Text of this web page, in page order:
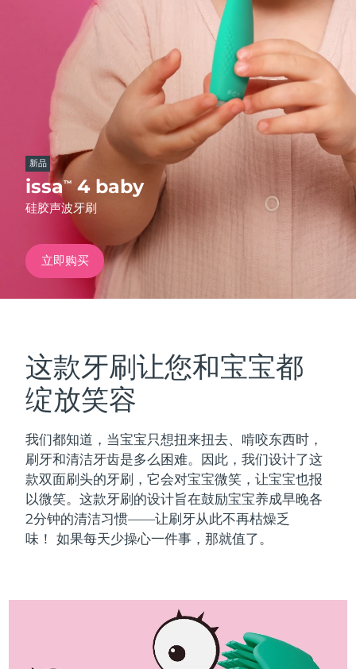
新品
issa™ 4 baby
硅胶声波牙刷
立即购买
这款牙刷让您和宝宝都
绽放笑容
我们都知道，当宝宝只想扭来扭去、啃咬东西时，
刷牙和清洁牙齿是多么困难。因此，我们设计了这
款双面刷头的牙刷，它会对宝宝微笑，让宝宝也报
以微笑。这款牙刷的设计旨在鼓励宝宝养成早晚各
2分钟的清洁习惯——让刷牙从此不再枯燥乏
味！如果每天少操心一件事，那就值了。
FAQ™ Dual LED Panel
热门产品
特别优惠
红光疗法
LUNA™ 4 套装
Anti-aging massage
LUNA™ 4 Plus
LUNA™ 4 Men
For men, anti-aging massage
BEAR™ 2 套装
Microcurrent toning
BEAR™ 2 go
BEAR™ 2 eyes & lips
Microcurrent line smoothing device
补水保湿
UFO™ 3 套装
UFO™ 3 LED
Near-infrared and red light therapy
口腔护理
issa™ 4
issa™ 4 plus
Smart hybrid silicone sonic toothbrush
LED治疗
NEW
8/12/26
预计送达日期 8/11/26
西班牙 预计送达日期8/11/26
澳大利亚 预计送达日期8/14/26
法国 预计送达日期
德国 预计送达日期 8/11/26
加拿大
奥地利 预计送达日期8/11/26
巴林
比利时 预计送达日期 8/11/26
百慕大 预计送达日期 8/17/26
波斯尼亚和黑塞哥维那 预计送达日期8/14/26
文莱 预计送达日期
预计送达日期 8/15/26